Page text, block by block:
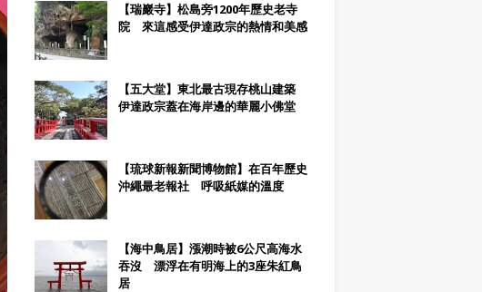
【瑞巖寺】松島旁1200年歷史老寺
院 來這感受伊達政宗的熱情和美感
【五大堂】東北最古現存桃山建築
伊達政宗蓋在海岸邊的華麗小佛堂
【琉球新報新聞博物館】在百年歷史
沖繩最老報社 呼吸紙媒的溫度
【海中鳥居】漲潮時被6公尺高海水
吞沒 漂浮在有明海上的3座朱紅鳥
居